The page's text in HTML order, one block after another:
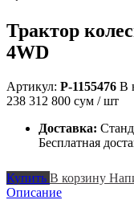
Трактор
4WD
Артикул: P-1155476 В
238 312 800 сум / шт
Доставка:
Бесплатная
Купить В корзину
Описание